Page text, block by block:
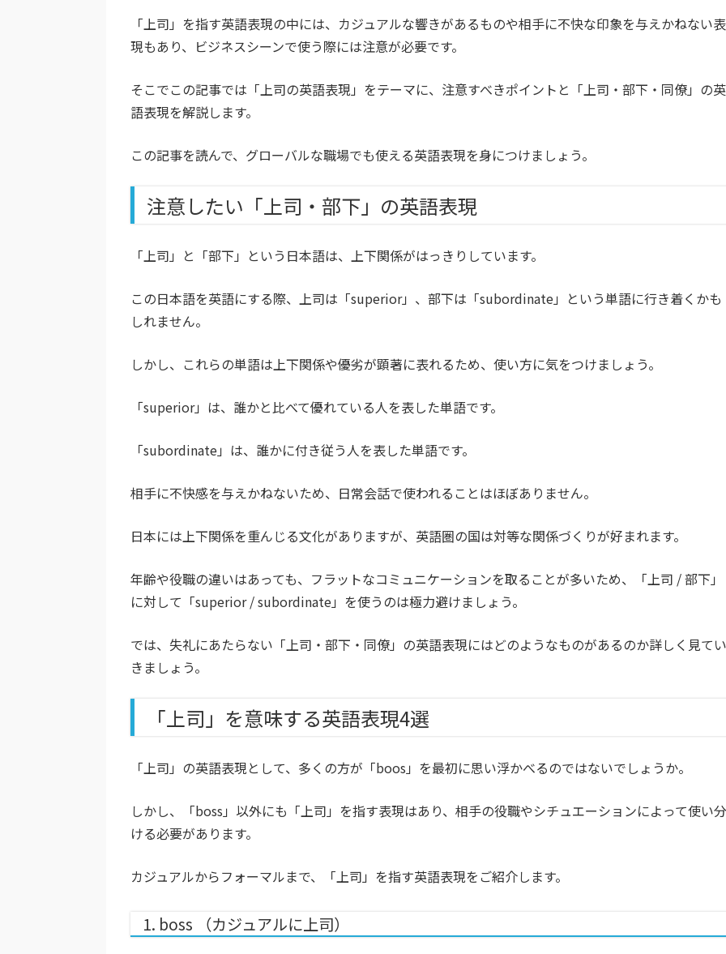
「上司」を指す英語表現の中には、カジュアルな響きがあるものや相手に不快な印象を与えかねない表
現もあり、ビジネスシーンで使う際には注意が必要です。
そこでこの記事では「上司の英語表現」をテーマに、注意すべきポイントと「上司・部下・同僚」の英
語表現を解説します。
この記事を読んで、グローバルな職場でも使える英語表現を身につけましょう。
注意したい「上司・部下」の英語表現
「上司」と「部下」という日本語は、上下関係がはっきりしています。
この日本語を英語にする際、上司は「superior」、部下は「subordinate」という単語に行き着くかも
しれません。
しかし、これらの単語は上下関係や優劣が顕著に表れるため、使い方に気をつけましょう。
「superior」は、誰かと比べて優れている人を表した単語です。
「subordinate」は、誰かに付き従う人を表した単語です。
相手に不快感を与えかねないため、日常会話で使われることはほぼありません。
日本には上下関係を重んじる文化がありますが、英語圏の国は対等な関係づくりが好まれます。
年齢や役職の違いはあっても、フラットなコミュニケーションを取ることが多いため、「上司 / 部下」
に対して「superior / subordinate」を使うのは極力避けましょう。
では、失礼にあたらない「上司・部下・同僚」の英語表現にはどのようなものがあるのか詳しく見てい
きましょう。
「上司」を意味する英語表現4選
「上司」の英語表現として、多くの方が「boos」を最初に思い浮かべるのではないでしょうか。
しかし、「boss」以外にも「上司」を指す表現はあり、相手の役職やシチュエーションによって使い分
ける必要があります。
カジュアルからフォーマルまで、「上司」を指す英語表現をご紹介します。
1. boss （カジュアルに上司）